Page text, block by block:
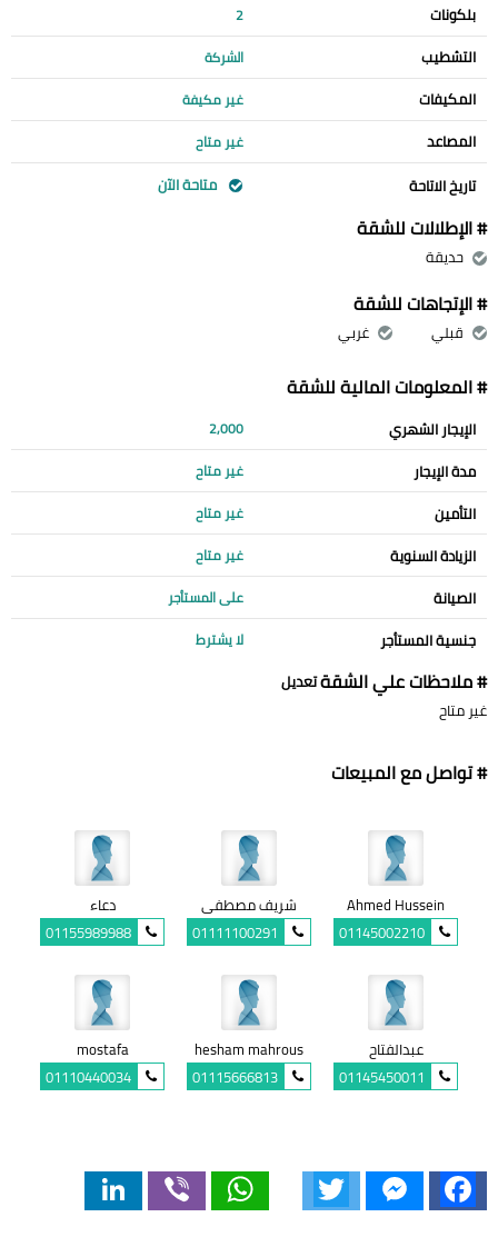
بلكونات 2
التشطيب الشركة
المكيفات غير مكيفة
المصاعد غير متاح
تاريخ الاتاحة متاحة الآن
# الإطلالات للشقة
حديقة
# الإتجاهات للشقة
قبلي غربي
# المعلومات المالية للشقة
الإيجار الشهري 2,000
مدة الإيجار غير متاح
التأمين غير متاح
الزيادة السنوية غير متاح
الصيانة على المستأجر
جنسية المستأجر لا يشترط
# ملاحظات علي الشقةتعديل
غير متاح
# تواصل مع المبيعات
Ahmed Hussein
01145002210
شريف مصطفى
01111100291
دعاء
01155989988
عبدالفتاح
01145450011
hesham mahrous
01115666813
mostafa
01110440034
Facebook
Messenger
WhatsApp